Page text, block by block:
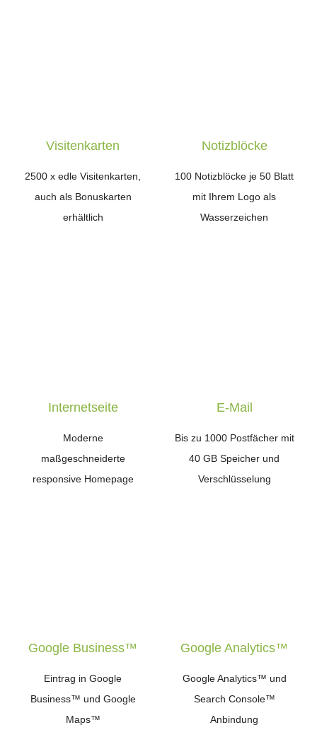
Visitenkarten
2500 x edle Visitenkarten,
auch als Bonuskarten
erhältlich
Notizblöcke
100 Notizblöcke je 50 Blatt
mit Ihrem Logo als
Wasserzeichen
Internetseite
Moderne
maßgeschneiderte
responsive Homepage
E-Mail
Bis zu 1000 Postfächer mit
40 GB Speicher und
Verschlüsselung
Google Business™
Eintrag in Google
Business™ und Google
Maps™
Google Analytics™
Google Analytics™ und
Search Console™
Anbindung